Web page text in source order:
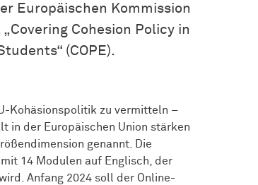
Europäischen Kommission
Cohesion Policy in
(COPE).
Kohäsionspolitik zu vermitteln –
in der Europäischen Union stärken
genannt. Die
14 Modulen auf Englisch, der
Anfang 2024 soll der Online-